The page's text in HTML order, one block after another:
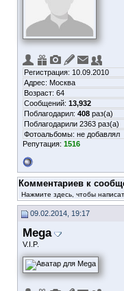
Регистрация: 10.09.2010
Адрес: Москва
Возраст: 64
Сообщений: 13,932
Поблагодарил: 408 раз(а)
Поблагодарили 2363 раз(а)
Фотоальбомы: не добавлял
Репутация: 1516
Комментариев к
Нажмите здесь, чтобы
09.02.2014, 19:17
Mega
V.I.P.